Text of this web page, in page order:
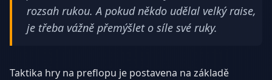
rozsah rukou. A pokud někdo udělal velký raise,
je třeba vážně přemýšlet o síle své ruky.
Taktika hry na preflopu je postavena na základě